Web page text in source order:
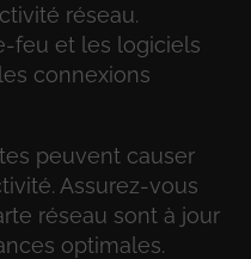
réseau.
feu et les logiciels
connexions
peuvent causer
Assurez-vous
réseau sont à jour
optimales.